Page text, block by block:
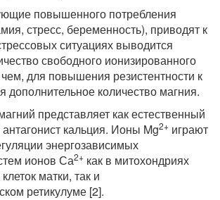
повышенного потребления
стресс, беременность), приводят к
ситуациях выводится
свободного ионизированного
для повышения резистентности к
дополнительное количество магния.
представляет как естественный
кальция. Ионы Mg2+ играют
энергозависимых
ионов Са2+ как в митохондриях
матки, так и
ретикулуме [2].